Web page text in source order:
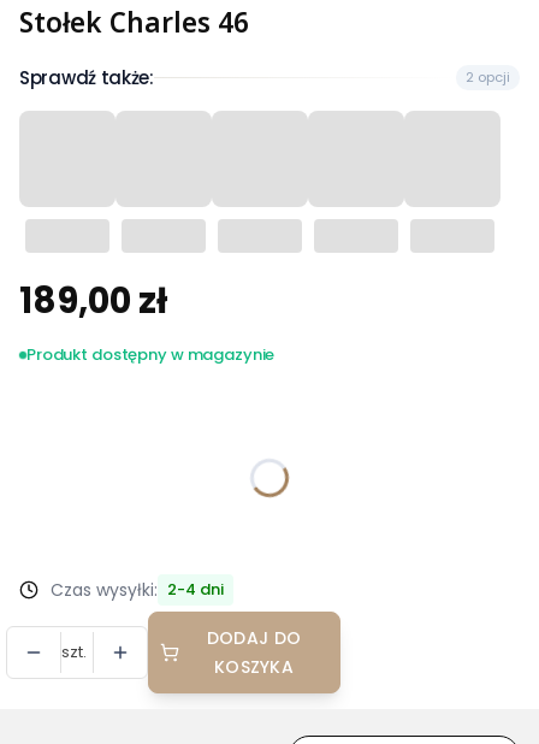
Stołek Charles 46
Sprawdź także: 2 opcji
Cena
189,00 zł
Produkt dostępny w magazynie
Czas wysyłki: 2-4 dni
szt.
DODAJ DO
KOSZYKA